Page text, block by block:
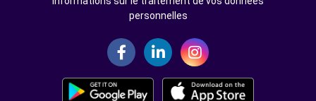
personnelles